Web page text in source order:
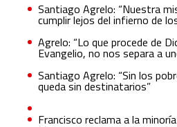
Santiago Agrelo: “Nuestra
cumplir lejos del infierno de
Agrelo: “Lo que procede de
Evangelio, no nos separa a
Santiago Agrelo: “Sin los
queda sin destinatarios”
Francisco reclama a la